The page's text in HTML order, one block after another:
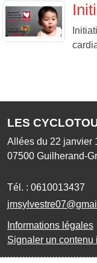
LES
Allées du 22 janvier
07500 Guilherand-
Tél. : 0610013437
Informations légales
Signaler un contenu